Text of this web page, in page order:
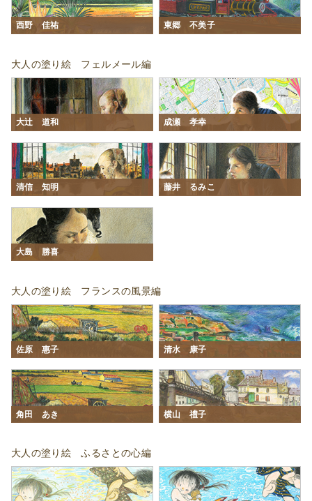
西野 佳祐 東郷 不美子
大人の塗り絵 フェルメール編
大辻󠄀 道和 成瀬 孝幸
清信 知明 藤井 るみこ
大島 勝喜
大人の塗り絵 フランスの風景編
佐原 惠子 清水 康子
角田 あき 横山 禮子
大人の塗り絵 ふるさとの心編